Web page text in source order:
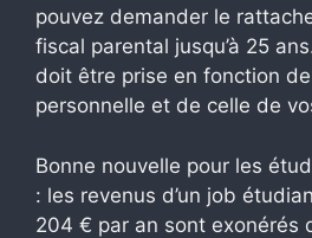
pouvez demander le
fiscal parental jusqu’à 25
doit être prise en fonction
personnelle et de celle de
Bonne nouvelle pour les
: les revenus d’un job
204 € par an sont exonérés